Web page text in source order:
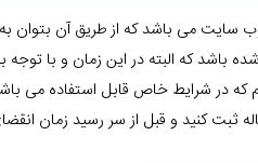
سایت می باشد که از طریق آن